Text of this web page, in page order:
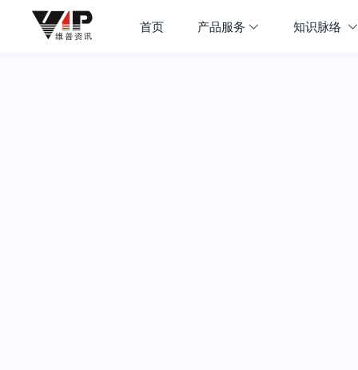
首页 产品服务 知识脉络